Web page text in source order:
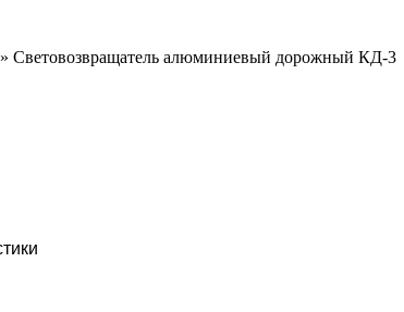
» Световозвращатель алюминиевый дорожный КД-3